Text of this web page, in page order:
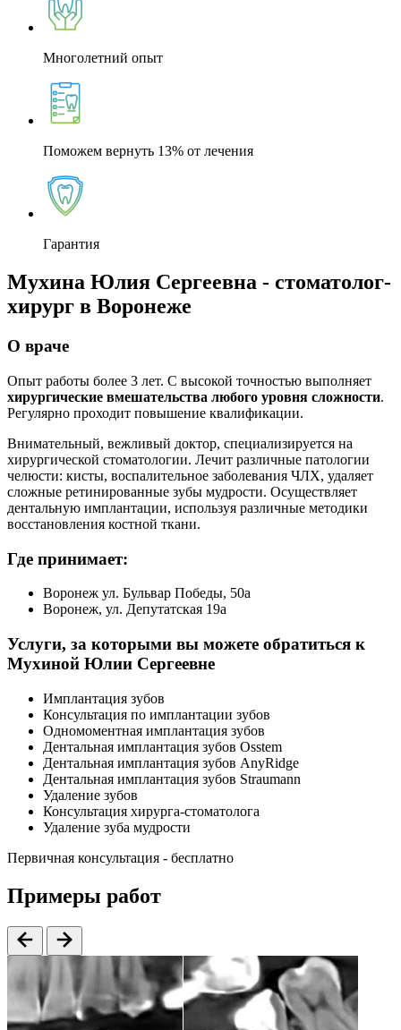
Многолетний опыт
Поможем вернуть 13% от лечения
Гарантия
Мухина Юлия Сергеевна - стоматолог-
хирург в Воронеже
О враче
Опыт работы более 3 лет. С высокой точностью выполняет
хирургические вмешательства любого уровня сложности.
Регулярно проходит повышение квалификации.
Внимательный, вежливый доктор, специализируется на
хирургической стоматологии. Лечит различные патологии
челюсти: кисты, воспалительное заболевания ЧЛХ, удаляет
сложные ретинированные зубы мудрости. Осуществляет
дентальную имплантации, используя различные методики
восстановления костной ткани.
Где принимает:
Воронеж ул. Бульвар Победы, 50а
Воронеж, ул. Депутатская 19а
Услуги, за которыми вы можете обратиться к
Мухиной Юлии Сергеевне
Имплантация зубов
Консультация по имплантации зубов
Одномоментная имплантация зубов
Дентальная имплантация зубов Osstem
Дентальная имплантация зубов AnyRidge
Дентальная имплантация зубов Straumann
Удаление зубов
Консультация хирурга-стоматолога
Удаление зуба мудрости
Первичная консультация - бесплатно
Примеры работ